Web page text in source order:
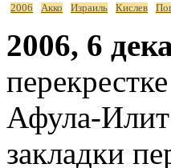
2006 Акко Израиль Кислев
2006, 6
Афула-Илит
закладки